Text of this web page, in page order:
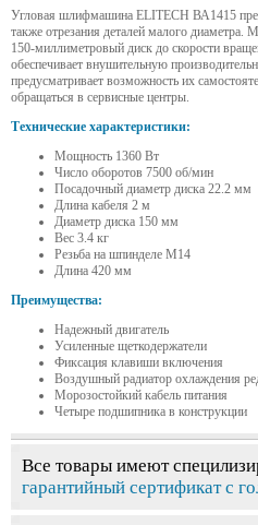
Угловая шлифмашина ELITECH ВА1415
также отрезания деталей малого диаметра.
150-миллиметровый диск до скорости
обеспечивает внушительную
предусматривает возможность их
обращаться в сервисные центры.
Технические характеристики:
Мощность 1360 Вт
Число оборотов 7500 об/мин
Посадочный диаметр диска 22.2 мм
Длина кабеля 2 м
Диаметр диска 150 мм
Вес 3.4 кг
Резьба на шпинделе М14
Длина 420 мм
Преимущества:
Надежный двигатель
Усиленные щеткодержатели
Фиксация клавиши включения
Воздушный радиатор охлаждения
Морозостойкий кабель питания
Четыре подшипника в конструкции
Все товары имеют
гарантийный сертификат с